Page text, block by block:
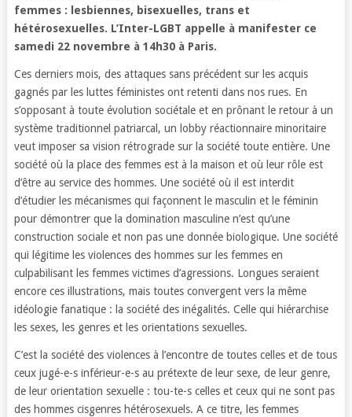
femmes : lesbiennes, bisexuelles, trans et
hétérosexuelles. L’Inter-LGBT appelle à manifester ce
samedi 22 novembre à 14h30 à Paris.
Ces derniers mois, des attaques sans précédent sur les acquis
gagnés par les luttes féministes ont retenti dans nos rues. En
s’opposant à toute évolution sociétale et en prônant le retour à un
système traditionnel patriarcal, un lobby réactionnaire minoritaire
veut imposer sa vision rétrograde sur la société toute entière. Une
société où la place des femmes est à la maison et où leur rôle est
d’être au service des hommes. Une société où il est interdit
d’étudier les mécanismes qui façonnent le masculin et le féminin
pour démontrer que la domination masculine n’est qu’une
construction sociale et non pas une donnée biologique. Une société
qui légitime les violences des hommes sur les femmes en
culpabilisant les femmes victimes d’agressions. Longues seraient
encore ces illustrations, mais toutes convergent vers la même
idéologie fanatique : la société des inégalités. Celle qui hiérarchise
les sexes, les genres et les orientations sexuelles.
C’est la société des violences à l’encontre de toutes celles et de tous
ceux jugé-e-s inférieur-e-s au prétexte de leur sexe, de leur genre,
de leur orientation sexuelle : tou-te-s celles et ceux qui ne sont pas
des hommes cisgenres hétérosexuels. A ce titre, les femmes